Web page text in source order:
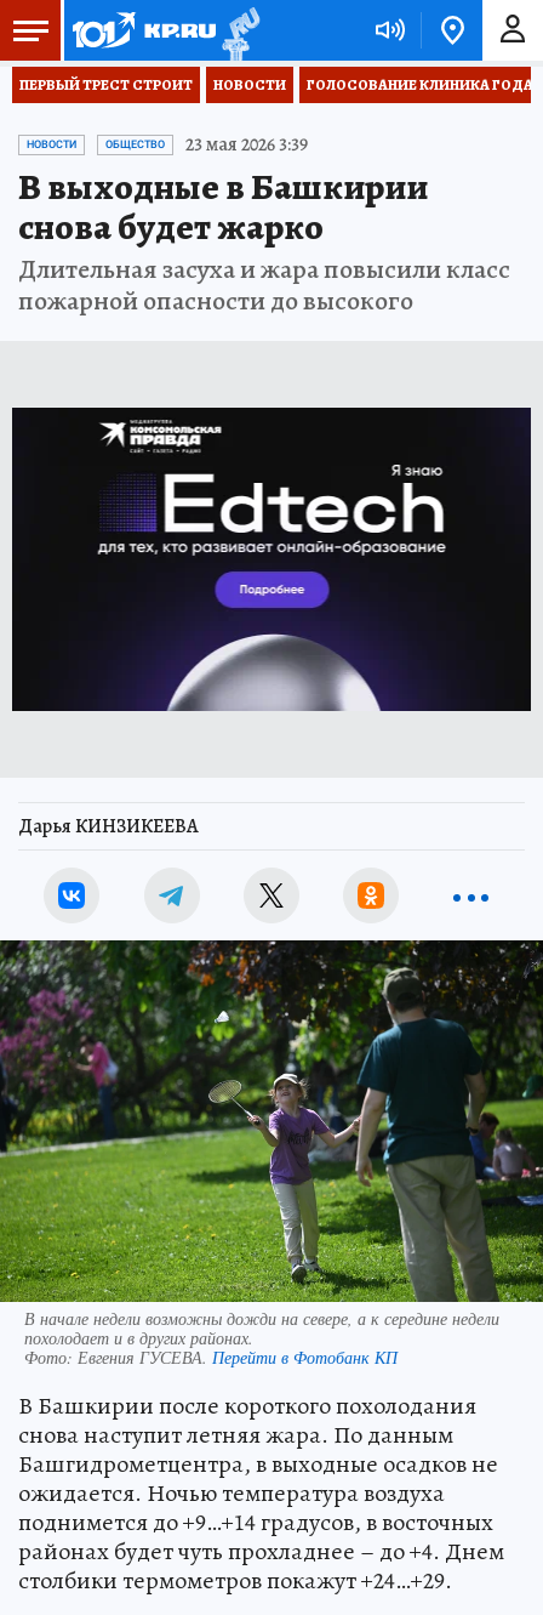
ПЕРВЫЙ ТРЕСТ СТРОИТ НОВОСТИ ГОЛОСОВАНИЕ КЛИНИКА ГОДА
НОВОСТИ ОБЩЕСТВО 23 мая 2026 3:39
В выходные в Башкирии
снова будет жарко
Длительная засуха и жара повысили класс
пожарной опасности до высокого
Дарья КИНЗИКЕЕВА
В начале недели возможны дожди на севере, а к середине недели
похолодает и в других районах.
Фото: Евгения ГУСЕВА. Перейти в Фотобанк КП
В Башкирии после короткого похолодания
снова наступит летняя жара. По данным
Башгидрометцентра, в выходные осадков не
ожидается. Ночью температура воздуха
поднимется до +9…+14 градусов, в восточных
районах будет чуть прохладнее – до +4. Днем
столбики термометров покажут +24…+29.